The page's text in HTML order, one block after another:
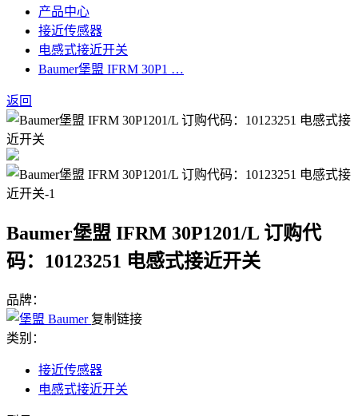
产品中心
接近传感器
电感式接近开关
Baumer堡盟 IFRM 30P1 …
返回
Baumer堡盟 IFRM 30P1201/L 订购代
码：10123251 电感式接近开关
品牌：
复制链接
类别：
接近传感器
电感式接近开关